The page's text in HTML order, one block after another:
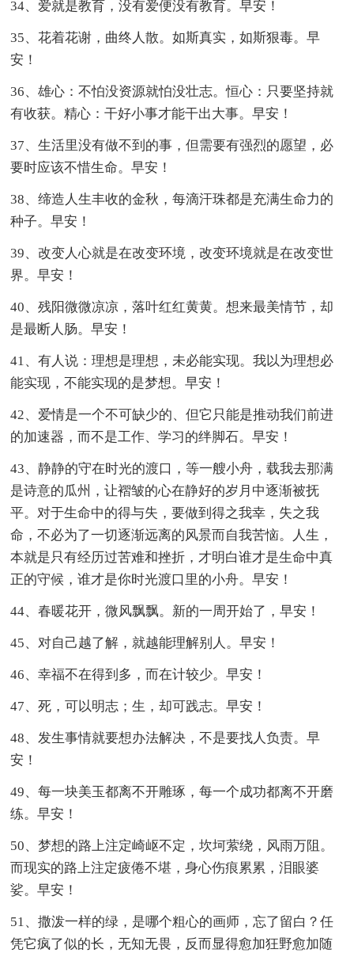
34、爱就是教育，没有爱便没有教育。早安！
35、花着花谢，曲终人散。如斯真实，如斯狠毒。早
安！
36、雄心：不怕没资源就怕没壮志。恒心：只要坚持就
有收获。精心：干好小事才能干出大事。早安！
37、生活里没有做不到的事，但需要有强烈的愿望，必
要时应该不惜生命。早安！
38、缔造人生丰收的金秋，每滴汗珠都是充满生命力的
种子。早安！
39、改变人心就是在改变环境，改变环境就是在改变世
界。早安！
40、残阳微微凉凉，落叶红红黄黄。想来最美情节，却
是最断人肠。早安！
41、有人说：理想是理想，未必能实现。我以为理想必
能实现，不能实现的是梦想。早安！
42、爱情是一个不可缺少的、但它只能是推动我们前进
的加速器，而不是工作、学习的绊脚石。早安！
43、静静的守在时光的渡口，等一艘小舟，载我去那满
是诗意的瓜州，让褶皱的心在静好的岁月中逐渐被抚
平。对于生命中的得与失，要做到得之我幸，失之我
命，不必为了一切逐渐远离的风景而自我苦恼。人生，
本就是只有经历过苦难和挫折，才明白谁才是生命中真
正的守候，谁才是你时光渡口里的小舟。早安！
44、春暖花开，微风飘飘。新的一周开始了，早安！
45、对自己越了解，就越能理解别人。早安！
46、幸福不在得到多，而在计较少。早安！
47、死，可以明志；生，却可践志。早安！
48、发生事情就要想办法解决，不是要找人负责。早
安！
49、每一块美玉都离不开雕琢，每一个成功都离不开磨
练。早安！
50、梦想的路上注定崎岖不定，坎坷萦绕，风雨万阻。
而现实的路上注定疲倦不堪，身心伤痕累累，泪眼婆
娑。早安！
51、撒泼一样的绿，是哪个粗心的画师，忘了留白？任
凭它疯了似的长，无知无畏，反而显得愈加狂野愈加随